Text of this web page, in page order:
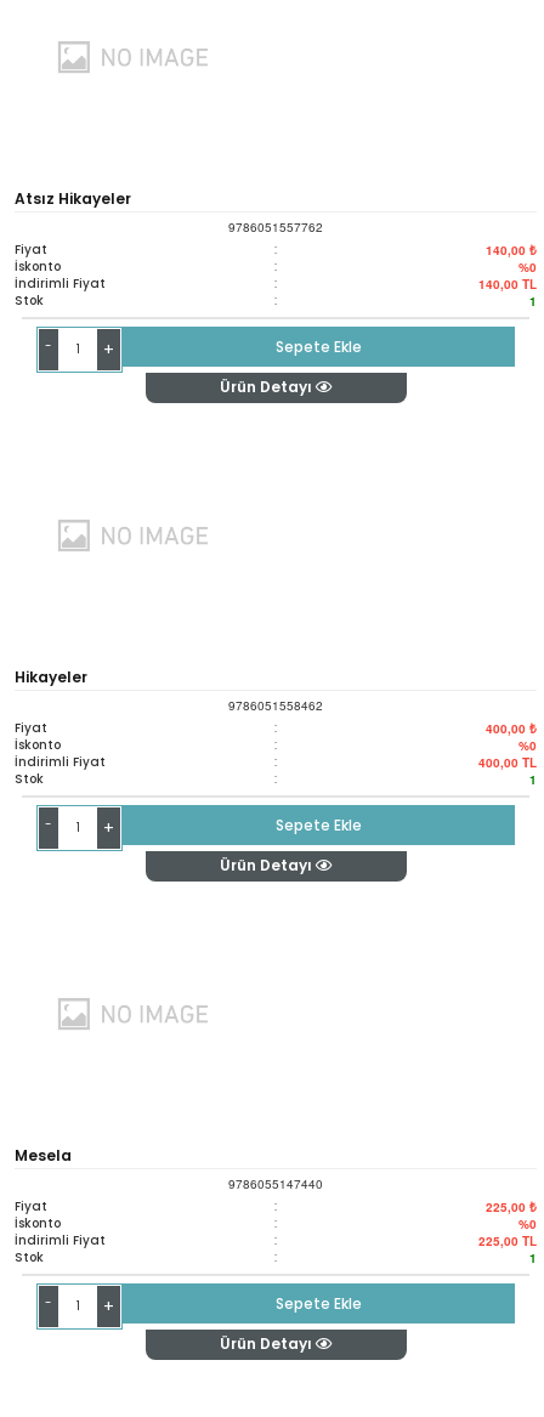
Atsız Hikayeler
9786051557762
Fiyat : 140,00 ₺
İskonto : %0
İndirimli Fiyat : 140,00 TL
Stok : 1
- +
Sepete Ekle
Ürün Detayı
Hikayeler
9786051558462
Fiyat : 400,00 ₺
İskonto : %0
İndirimli Fiyat : 400,00 TL
Stok : 1
- +
Sepete Ekle
Ürün Detayı
Mesela
9786055147440
Fiyat : 225,00 ₺
İskonto : %0
İndirimli Fiyat : 225,00 TL
Stok : 1
- +
Sepete Ekle
Ürün Detayı